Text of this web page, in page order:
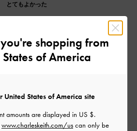
とてもよかった
とてもよかった
ビューは役に立ちましたか？
shopping from
of America
United States of America site
amounts are displayed in US $.
www.charleskeith.com/us can only be